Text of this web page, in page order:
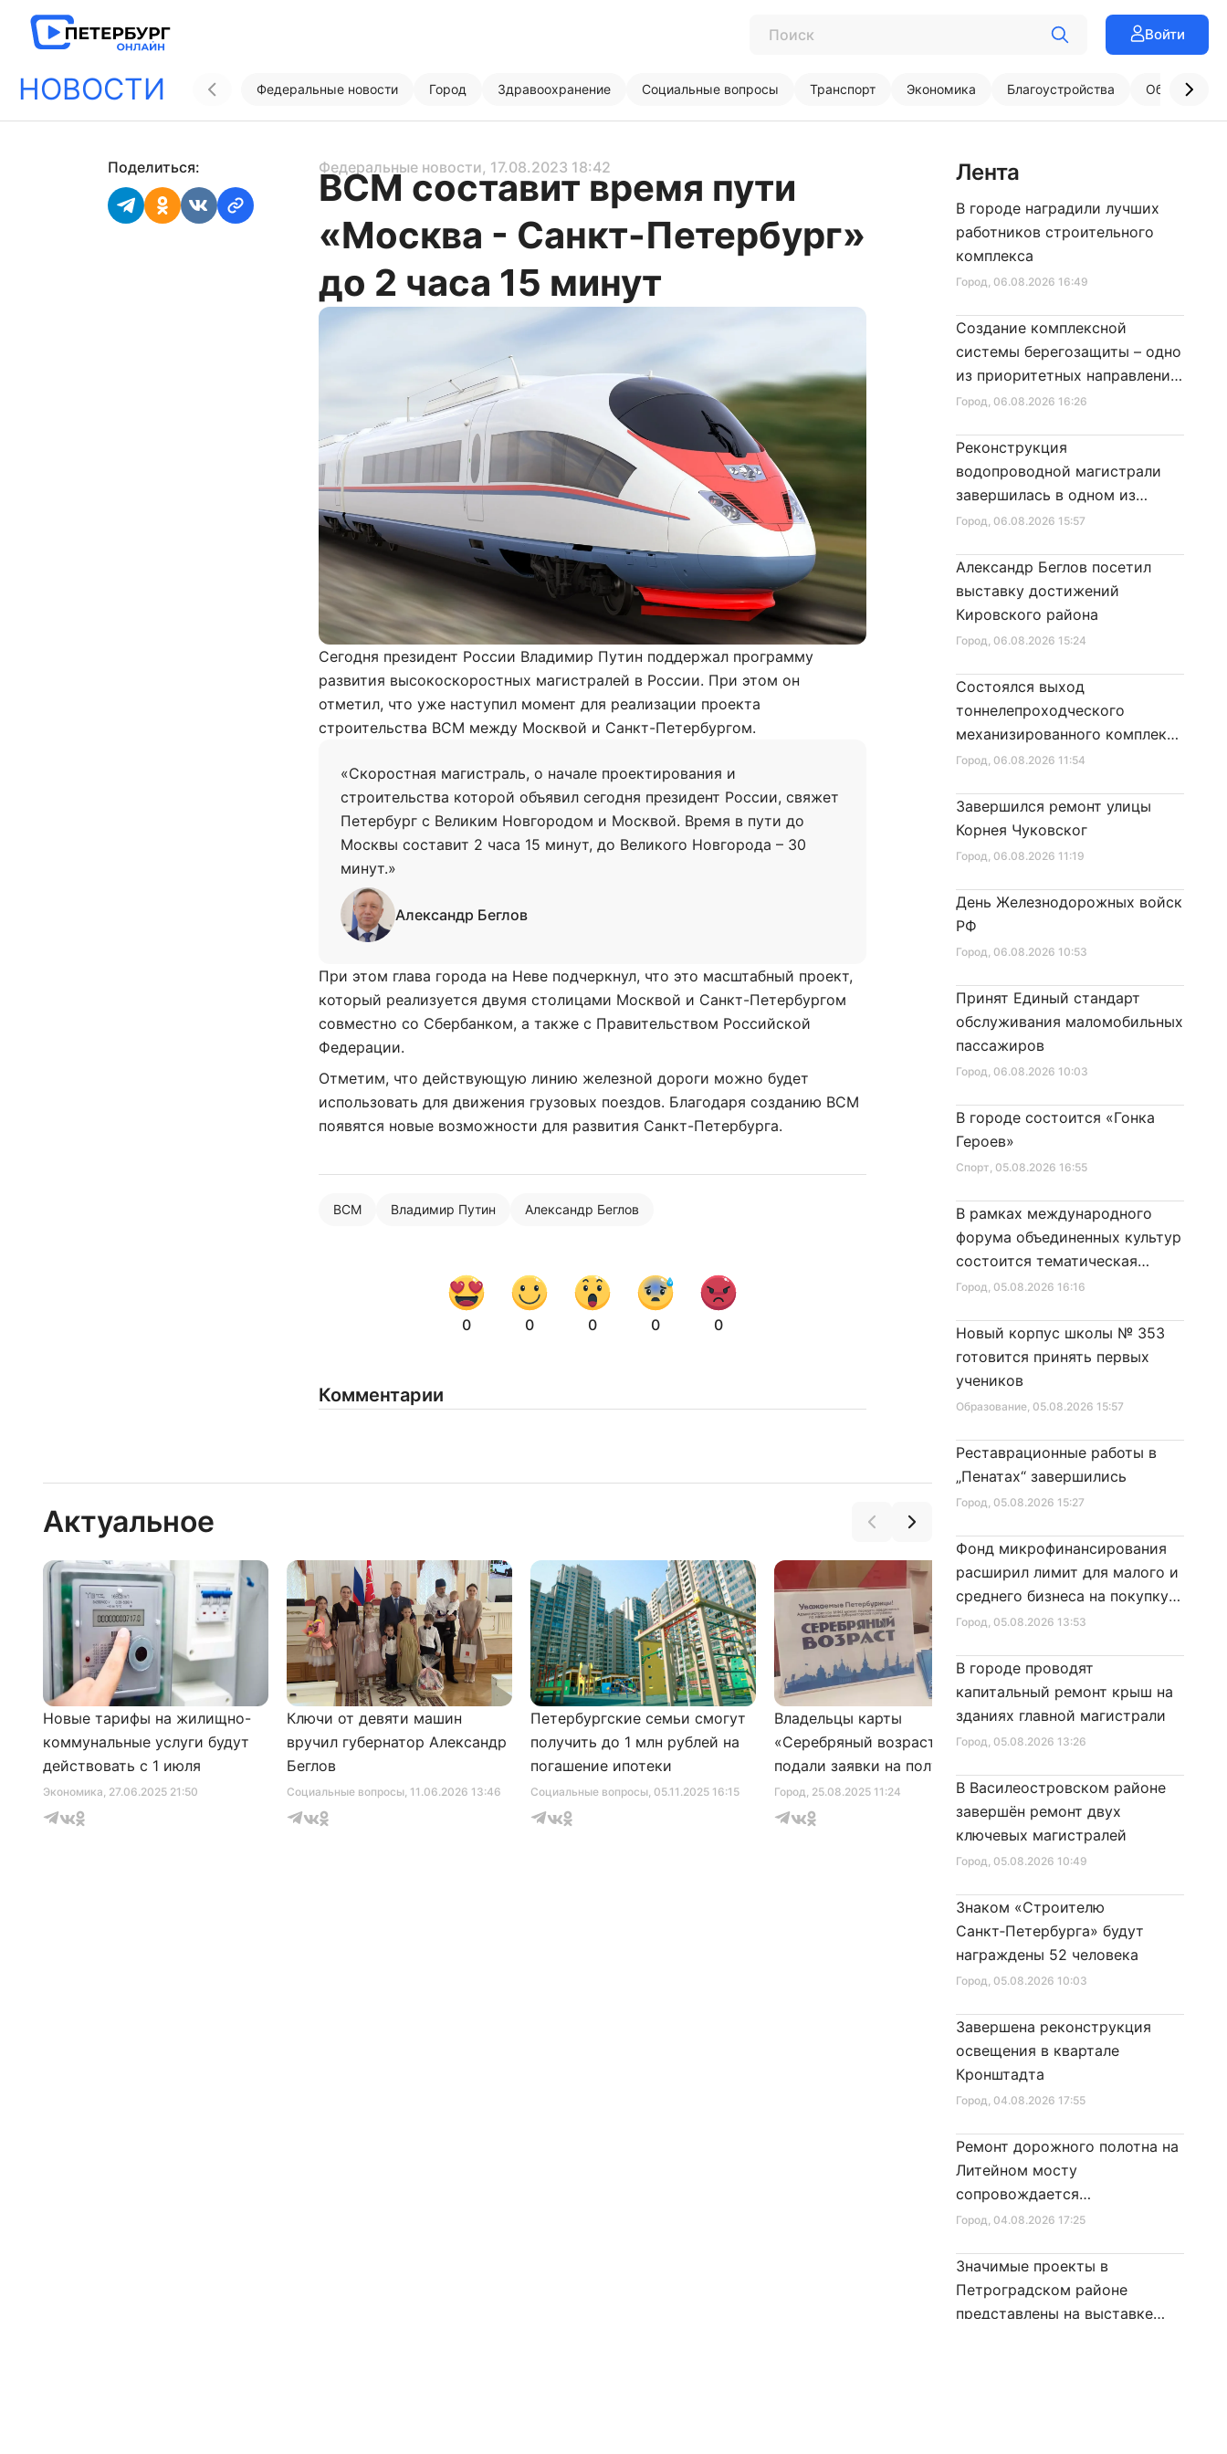
Войти
НОВОСТИ Федеральные новости Город Здравоохранение Социальные вопросы Транспорт Экономика Благоустройства
Поделиться: Федеральные новости, 17.08.2023 18:42
ВСМ составит время пути
«Москва - Санкт-Петербург»
до 2 часа 15 минут
Сегодня президент России Владимир Путин поддержал программу
развития высокоскоростных магистралей в России. При этом он
отметил, что уже наступил момент для реализации проекта
строительства ВСМ между Москвой и Санкт-Петербургом.
«Скоростная магистраль, о начале проектирования и
строительства которой объявил сегодня президент России, свяжет
Петербург с Великим Новгородом и Москвой. Время в пути до
Москвы составит 2 часа 15 минут, до Великого Новгорода – 30
минут.»
Александр Беглов
При этом глава города на Неве подчеркнул, что это масштабный проект,
который реализуется двумя столицами Москвой и Санкт-Петербургом
совместно со Сбербанком, а также с Правительством Российской
Федерации.
Отметим, что действующую линию железной дороги можно будет
использовать для движения грузовых поездов. Благодаря созданию ВСМ
появятся новые возможности для развития Санкт-Петербурга.
ВСМ Владимир Путин Александр Беглов
0 0 0 0 0
Комментарии
Актуальное
Экономика, 27.06.2025 21:50
Новые тарифы на жилищно-
коммунальные услуги будут
действовать с 1 июля
Социальные вопросы, 11.06.2026 13:46
Ключи от девяти машин
вручил губернатор Александр
Беглов
Социальные вопросы, 05.11.2025 16:15
Петербургские семьи смогут
получить до 1 млн рублей на
погашение ипотеки
Город, 25.08.2025 11:24
Владельцы карты
«Серебряный возраст»
подали заявки на получение
сертификата для посещения
музеев
Город, 10.01.2026 16:46
Александр Беглов подписал
Закон «О внесении изменения
«Социальный кодекс
Санкт‑Петербурга»
Лента
Город, 06.08.2026 16:49
В городе наградили лучших
работников строительного
комплекса
Город, 06.08.2026 16:26
Создание комплексной
системы берегозащиты – одно
из приоритетных направлений
развития Петербурга
Город, 06.08.2026 15:57
Реконструкция
водопроводной магистрали
завершилась в одном из
районов города
Город, 06.08.2026 15:24
Александр Беглов посетил
выставку достижений
Кировского района
Город, 06.08.2026 11:54
Состоялся выход
тоннелепроходческого
механизированного комплекса
«Надежда» на поверхность
Город, 06.08.2026 11:19
Завершился ремонт улицы
Корнея Чуковског
Город, 06.08.2026 10:53
День Железнодорожных войск
РФ
Город, 06.08.2026 10:03
Принят Единый стандарт
обслуживания маломобильных
пассажиров
Спорт, 05.08.2026 16:55
В городе состоится «Гонка
Героев»
Город, 05.08.2026 16:16
В рамках международного
форума объединенных культур
состоится тематическая
секция
Образование, 05.08.2026 15:57
Новый корпус школы № 353
готовится принять первых
учеников
Город, 05.08.2026 15:27
Реставрационные работы в
„Пенатах“ завершились
Город, 05.08.2026 13:53
Фонд микрофинансирования
расширил лимит для малого и
среднего бизнеса на покупку
специальной техники
Город, 05.08.2026 13:26
В городе проводят
капитальный ремонт крыш на
зданиях главной магистрали
Город, 05.08.2026 10:49
В Василеостровском районе
завершён ремонт двух
ключевых магистралей
Город, 05.08.2026 10:03
Знаком «Строителю
Санкт‑Петербурга» будут
награждены 52 человека
Город, 04.08.2026 17:55
Завершена реконструкция
освещения в квартале
Кронштадта
Город, 04.08.2026 17:25
Ремонт дорожного полотна на
Литейном мосту
сопровождается
реставрационными работами
Значимые проекты в
Петроградском районе
представлены на выставке
Нажимая на кнопку "Отправить" вы
соглашаетесь с политикой конфиденциальности